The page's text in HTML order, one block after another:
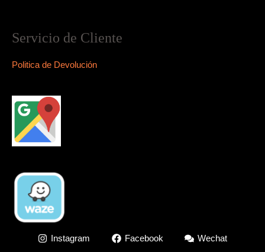
Servicio de Cliente
Politica de Devolución
Instagram Facebook Wechat